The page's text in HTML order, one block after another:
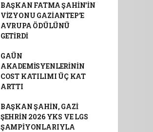
BAŞKAN FATMA ŞAHİN’İN
VİZYONU GAZİANTEP’E
AVRUPA ÖDÜLÜNÜ
GETİRDİ
GAÜN
AKADEMİSYENLERİNİN
COST KATILIMI ÜÇ KAT
ARTTI
BAŞKAN ŞAHİN, GAZİ
ŞEHRİN 2026 YKS VE LGS
ŞAMPİYONLARIYLA